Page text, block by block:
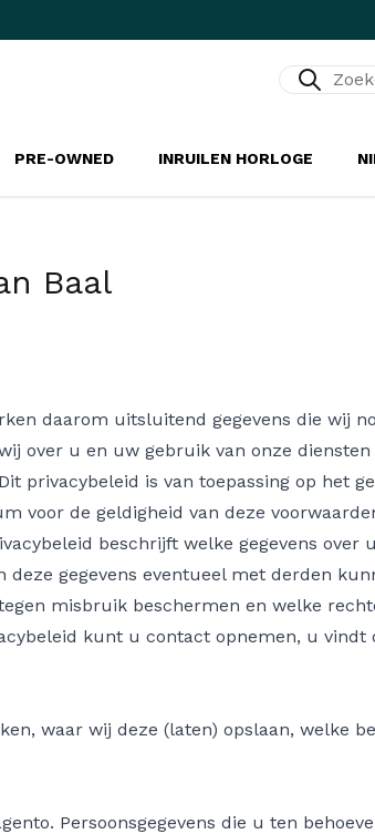
Zoeken...
PRE-OWNED INRUILEN HORLOGE
Baal
daarom uitsluitend gegevens die wij
over u en uw gebruik van onze
privacybeleid is van toepassing op het
voor de geldigheid van deze
beschrijft welke gegevens over
gegevens eventueel met derden
misbruik beschermen en welke
kunt u contact opnemen, u vindt
waar wij deze (laten) opslaan, welke
Persoonsgegevens die u ten